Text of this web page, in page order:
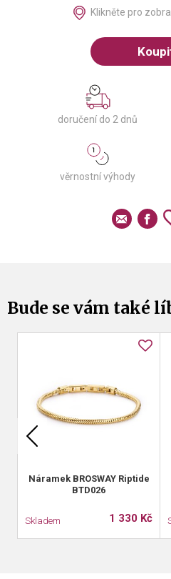
Klikněte pro
doručení do 2 dnů
věrnostní výhody
Bude se vám také
Náramek BROSWAY Riptide
BTD026
Skladem 1 330 Kč